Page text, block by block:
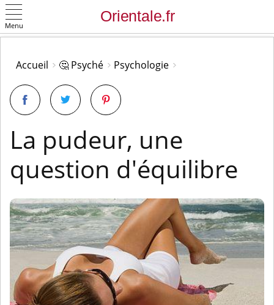
Menu
Accueil 🤔 Psyché Psychologie
La pudeur, une
question d'équilibre